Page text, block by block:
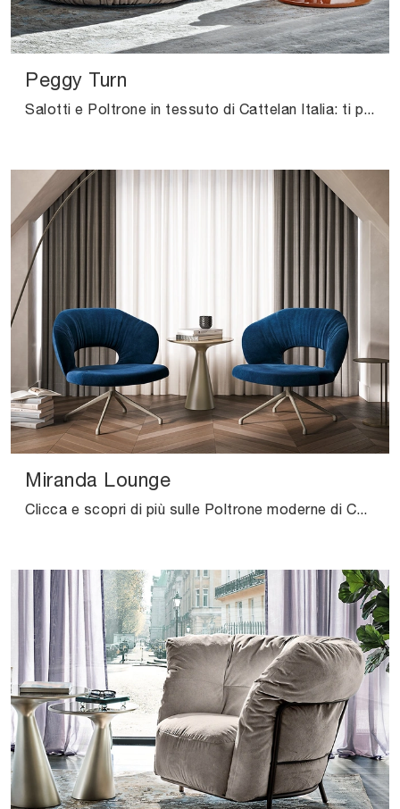
Peggy Turn
Salotti e Poltrone in tessuto di Cattelan Italia: ti presentiamo il modello Peggy Turn in tessuto per arricchire i tuoi spazi.
Miranda Lounge
Clicca e scopri di più sulle Poltrone moderne di Cattelan Italia! Diversi modelli in tessuto, come Miranda Lounge, ti aspettano.